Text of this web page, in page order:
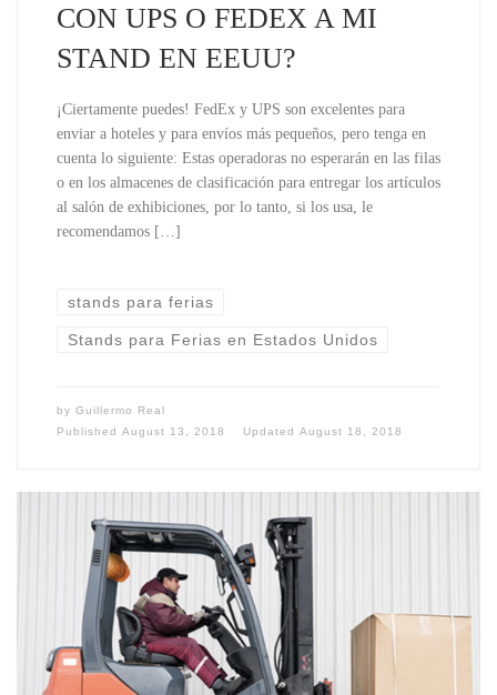
CON UPS O FEDEX A MI
STAND EN EEUU?
¡Ciertamente puedes! FedEx y UPS son excelentes para
enviar a hoteles y para envíos más pequeños, pero tenga en
cuenta lo siguiente: Estas operadoras no esperarán en las filas
o en los almacenes de clasificación para entregar los artículos
al salón de exhibiciones, por lo tanto, si los usa, le
recomendamos […]
stands para ferias
Stands para Ferias en Estados Unidos
by Guillermo Real
Published August 13, 2018 Updated August 18, 2018